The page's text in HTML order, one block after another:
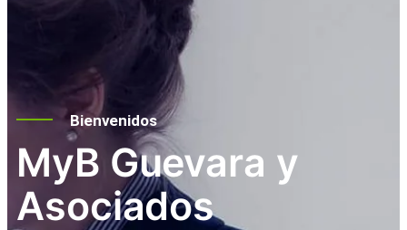
Bienvenidos
MyB Guevara y
Asociados